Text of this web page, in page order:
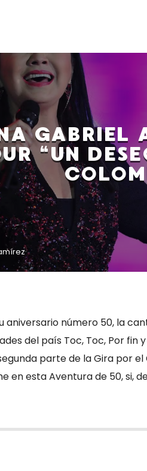
GABRIEL
“UN
aniversario número 50, la
del país Toc, Toc, Por fin
parte de la Gira por el
en esta Aventura de 50, si,